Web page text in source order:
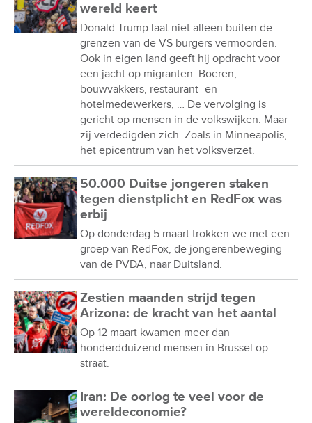
wereld keert
Donald Trump laat niet alleen buiten de
grenzen van de VS burgers vermoorden.
Ook in eigen land geeft hij opdracht voor
een jacht op migranten. Boeren,
bouwvakkers, restaurant- en
hotelmedewerkers, … De vervolging is
gericht op mensen in de volkswijken. Maar
zij verdedigden zich. Zoals in Minneapolis,
het epicentrum van het volksverzet.
50.000 Duitse jongeren staken
tegen dienstplicht en RedFox was
erbij
Op donderdag 5 maart trokken we met een
groep van RedFox, de jongerenbeweging
van de PVDA, naar Duitsland.
Zestien maanden strijd tegen
Arizona: de kracht van het aantal
Op 12 maart kwamen meer dan
honderdduizend mensen in Brussel op
straat.
Iran: De oorlog te veel voor de
wereldeconomie?